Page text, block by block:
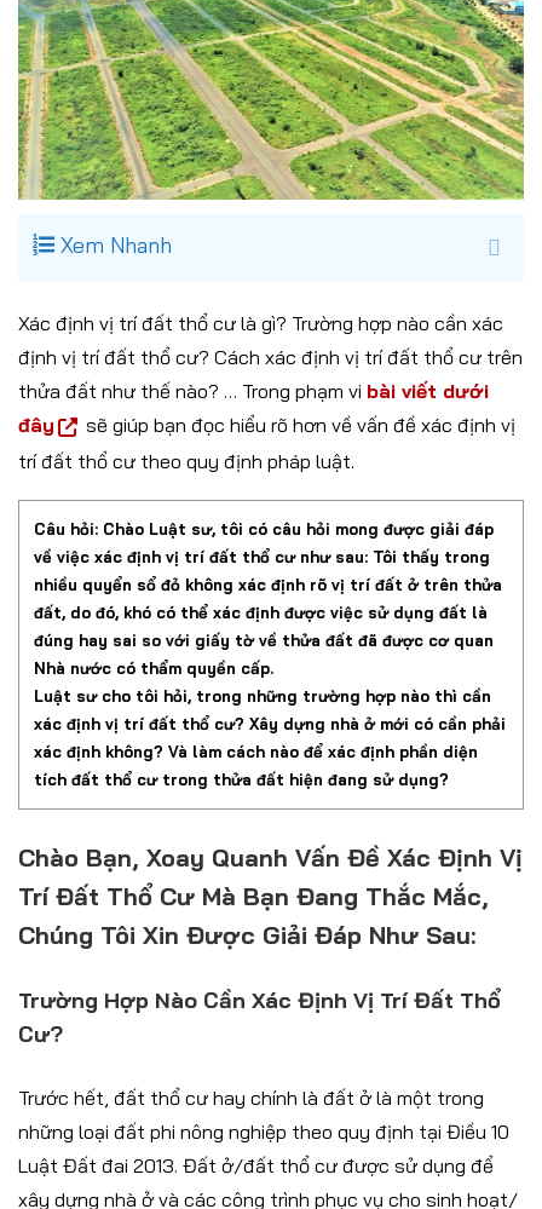
Xem Nhanh
Xác định vị trí đất thổ cư là gì? Trường hợp nào cần xác
định vị trí đất thổ cư? Cách xác định vị trí đất thổ cư trên
thửa đất như thế nào? … Trong phạm vi bài viết dưới
đây
sẽ giúp bạn đọc hiểu rõ hơn về vấn đề xác định vị
trí đất thổ cư theo quy định pháp luật.
Câu hỏi: Chào Luật sư, tôi có câu hỏi mong được giải đáp
về việc xác định vị trí đất thổ cư như sau: Tôi thấy trong
nhiều quyển sổ đỏ không xác định rõ vị trí đất ở trên thửa
đất, do đó, khó có thể xác định được việc sử dụng đất là
đúng hay sai so với giấy tờ về thửa đất đã được cơ quan
Nhà nước có thẩm quyền cấp.
Luật sư cho tôi hỏi, trong những trường hợp nào thì cần
xác định vị trí đất thổ cư? Xây dựng nhà ở mới có cần phải
xác định không? Và làm cách nào để xác định phần diện
tích đất thổ cư trong thửa đất hiện đang sử dụng?
Chào Bạn, Xoay Quanh Vấn Đề Xác Định Vị
Trí Đất Thổ Cư Mà Bạn Đang Thắc Mắc,
Chúng Tôi Xin Được Giải Đáp Như Sau:
Trường Hợp Nào Cần Xác Định Vị Trí Đất Thổ
Cư?
Trước hết, đất thổ cư hay chính là đất ở là một trong
những loại đất phi nông nghiệp theo quy định tại Điều 10
Luật Đất đai 2013. Đất ở/đất thổ cư được sử dụng để
xây dựng nhà ở và các công trình phục vụ cho sinh hoạt/